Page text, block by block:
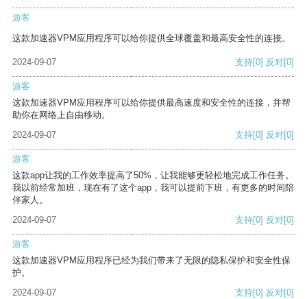
游客
这款加速器VPM应用程序可以给你提供全球覆盖和最高安全性的连接。
2024-09-07 支持[0] 反对[0]
游客
这款加速器VPM应用程序可以给你提供最高速度和安全性的连接，并帮
助你在网络上自由移动。
2024-09-07
支持[0] 反对[0]
游客
这款app让我的工作效率提高了50%，让我能够更轻松地完成工作任务。
我以前经常加班，现在有了这个app，我可以提前下班，有更多的时间陪
伴家人。
2024-09-07
支持[0] 反对[0]
游客
这款加速器VPM应用程序已经为我们带来了无限的隐私保护和安全性保
护。
2024-09-07
支持[0] 反对[0]